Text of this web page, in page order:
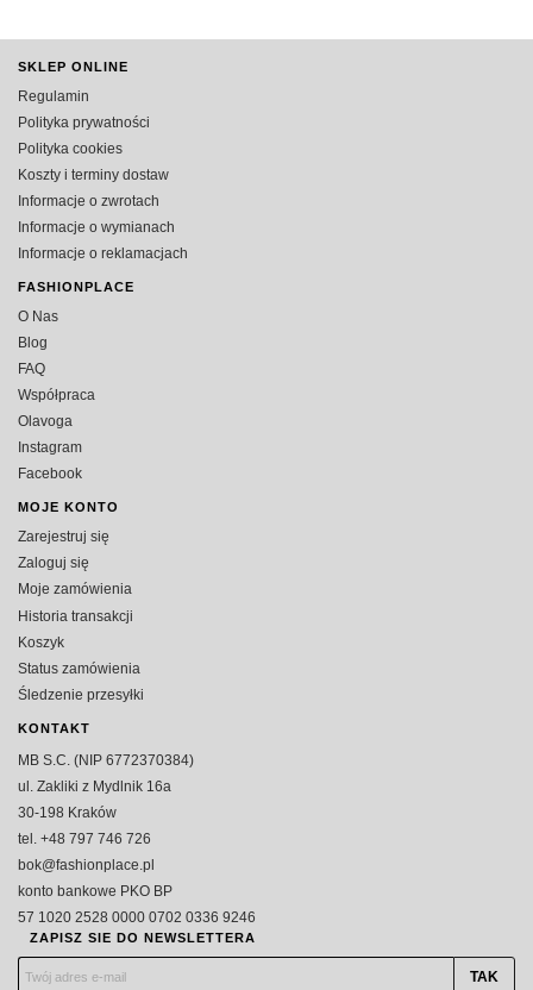
SKLEP ONLINE
Regulamin
Polityka prywatności
Polityka cookies
Koszty i terminy dostaw
Informacje o zwrotach
Informacje o wymianach
Informacje o reklamacjach
FASHIONPLACE
O Nas
Blog
FAQ
Współpraca
Olavoga
Instagram
Facebook
MOJE KONTO
Zarejestruj się
Zaloguj się
Moje zamówienia
Historia transakcji
Koszyk
Status zamówienia
Śledzenie przesyłki
KONTAKT
MB S.C. (NIP 6772370384)
ul. Zakliki z Mydlnik 16a
30-198 Kraków
tel. +48 797 746 726
bok@fashionplace.pl
konto bankowe PKO BP
57 1020 2528 0000 0702 0336 9246
ZAPISZ SIE DO NEWSLETTERA